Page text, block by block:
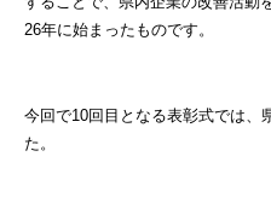
26年に始まったものです。
今回で10回目となる表彰式では、
た。